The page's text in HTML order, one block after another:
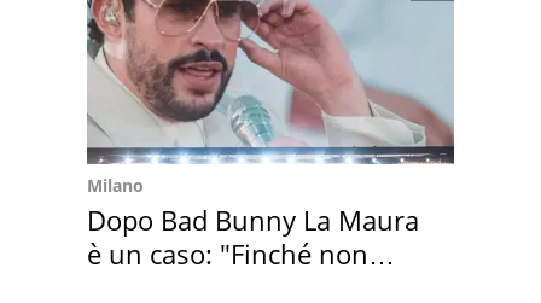
Milano
Dopo Bad Bunny La Maura
è un caso: "Finché non